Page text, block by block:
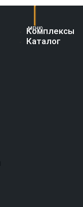
Комплексы
Каталог